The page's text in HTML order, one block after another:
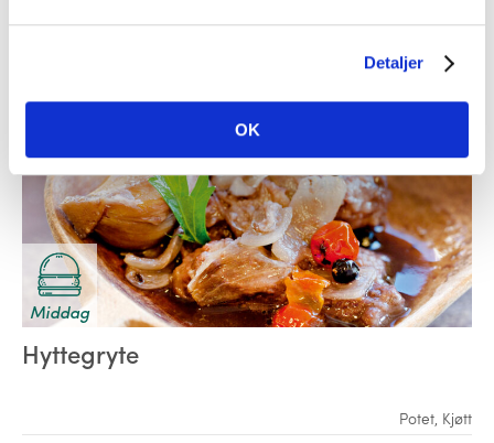
Detaljer
OK
Middag
Hyttegryte
Potet Kjøtt